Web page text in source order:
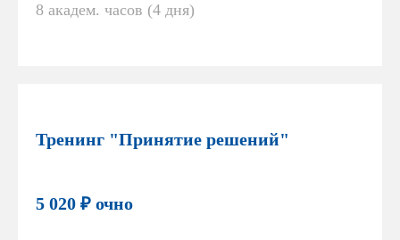
8 академ. часов (4 дня)
Тренинг "Принятие решений"
5 020 ₽ очно